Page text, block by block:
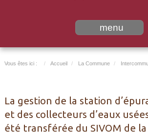
menu
Vous êtes ici : Accueil La Commune
La gestion de la station
et des collecteurs d’eaux
été transférée du SIVOM de